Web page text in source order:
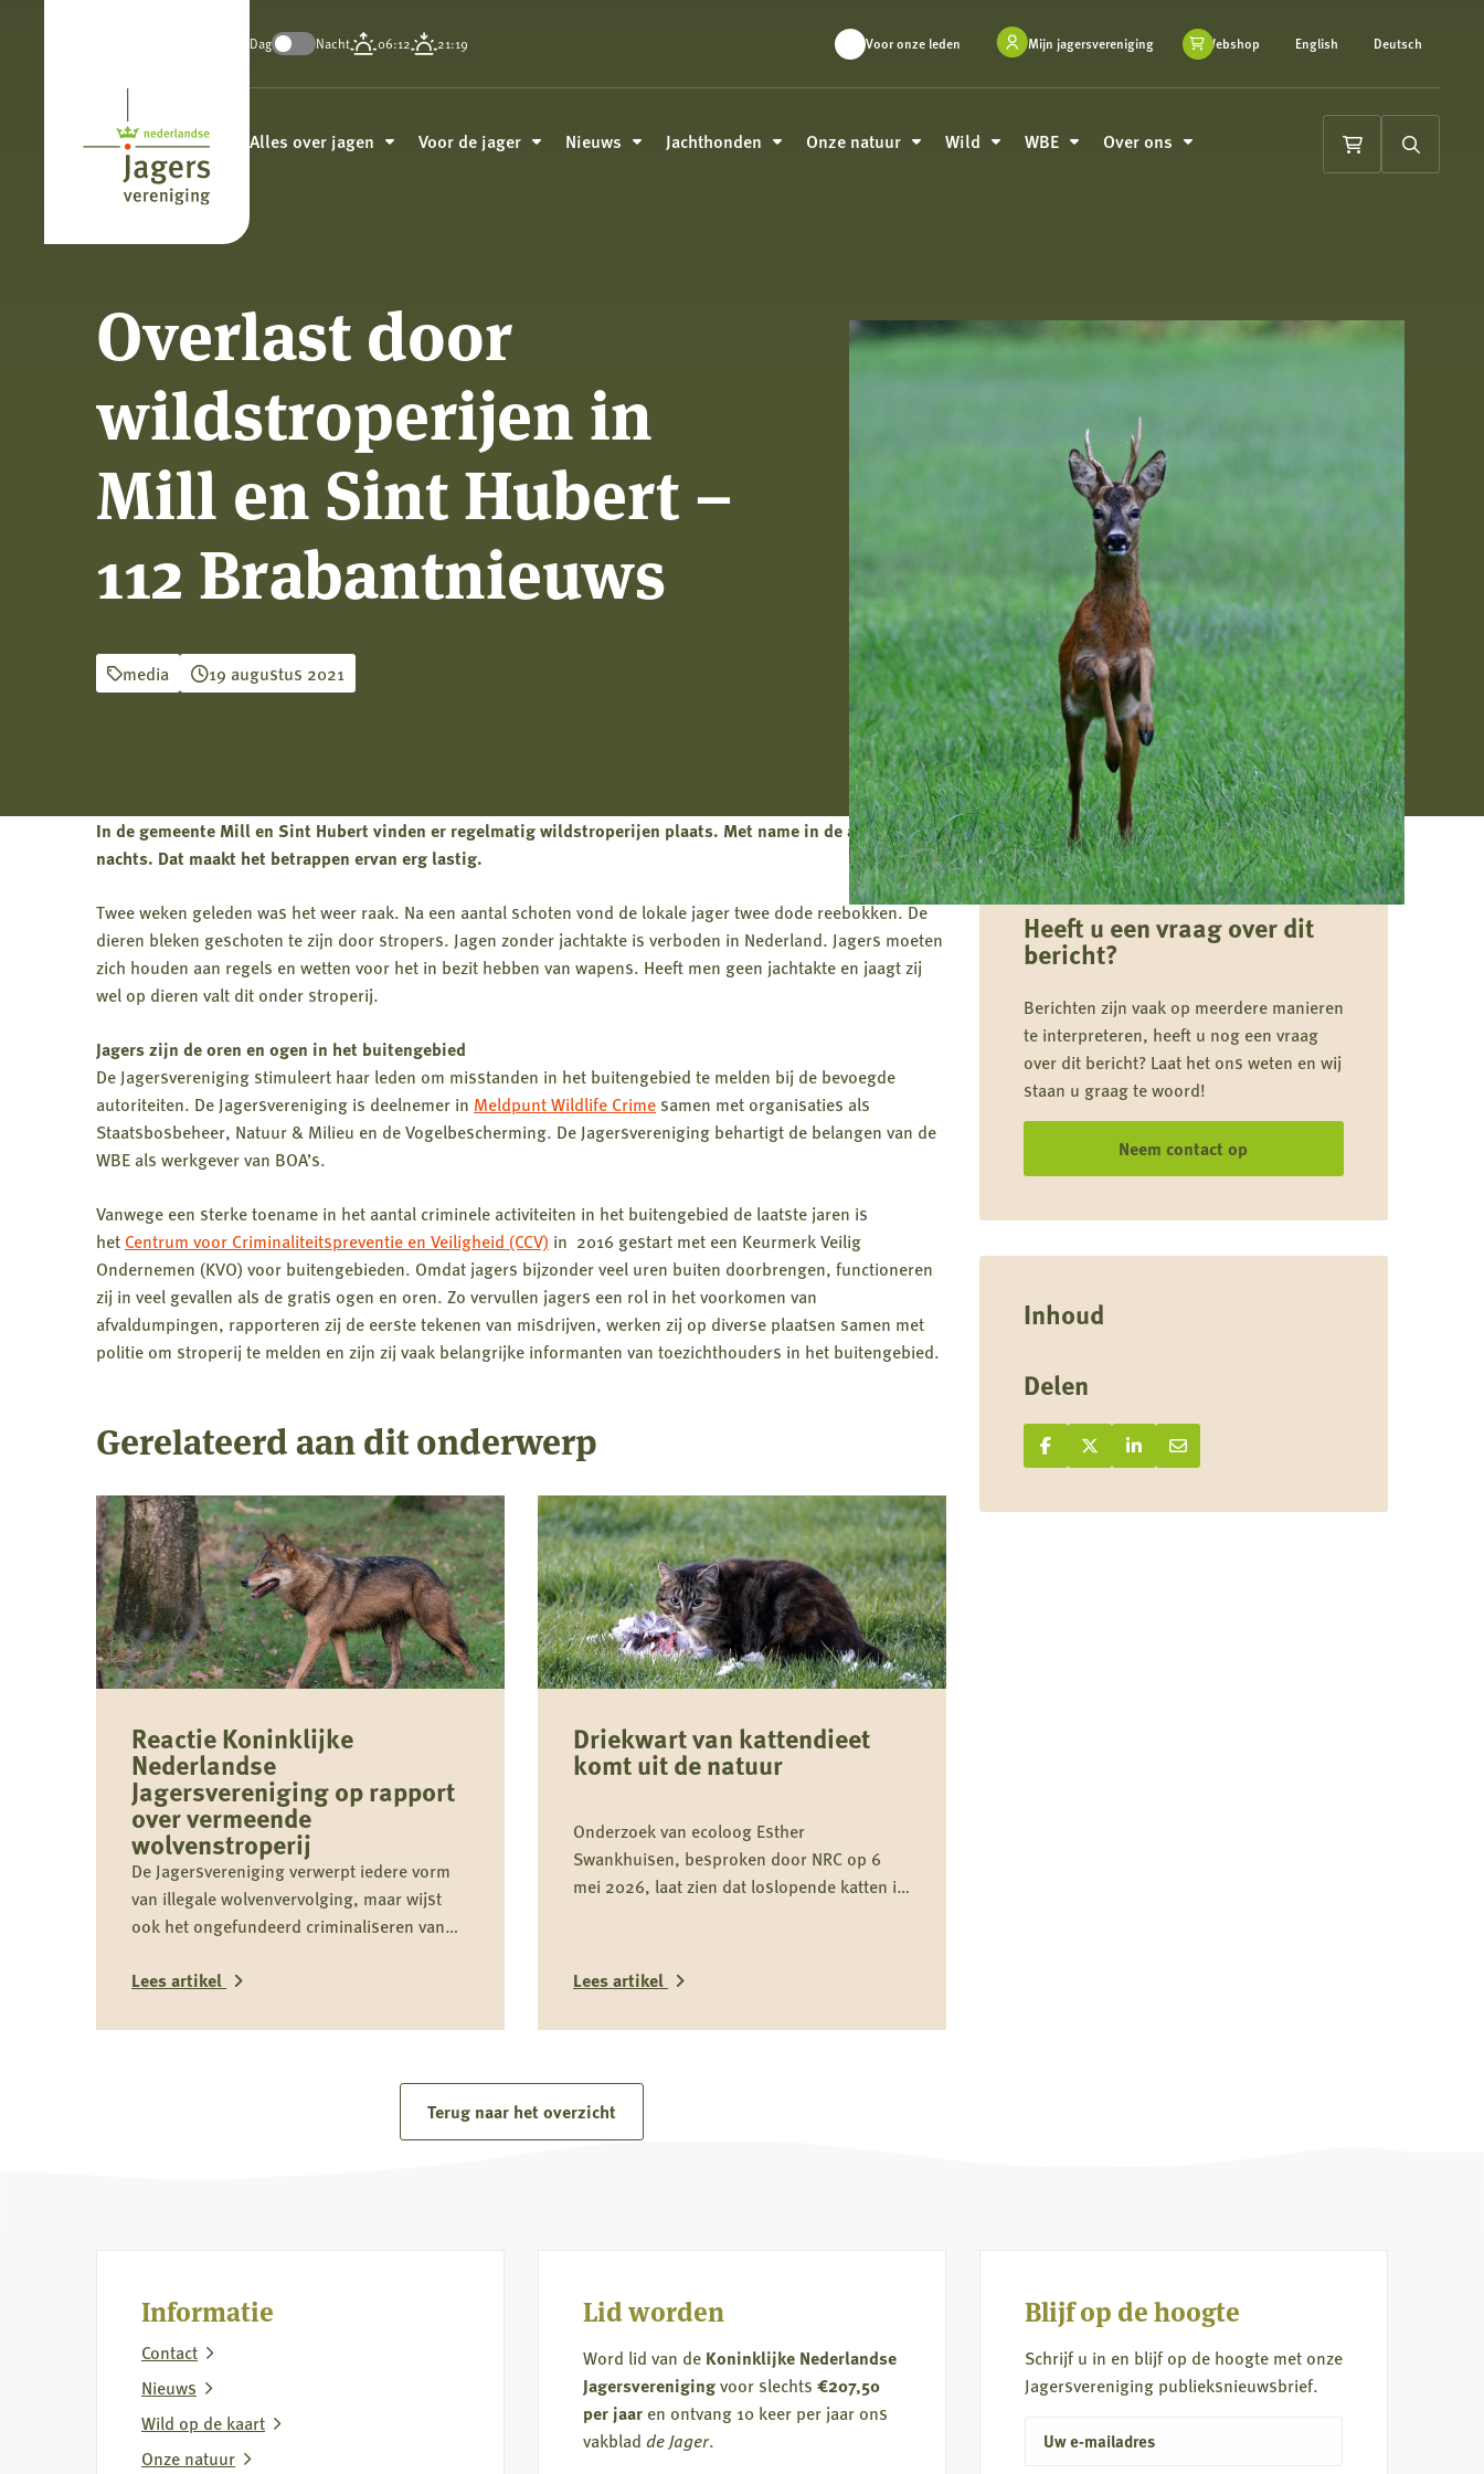
Nederlandse
Jagersvereniging
Dag Nacht 06:12 21:19 Voor onze leden Mijn jagersvereniging Webshop English Deutsch
Alles over jagen Voor de jager Nieuws Jachthonden Onze natuur Wild WBE Over ons
Winkelwagen
Zoeken
Overlast door
wildstroperijen in
Mill en Sint Hubert –
112 Brabantnieuws
media 19 augustus 2021
Heeft u een vraag over dit
bericht?
Berichten zijn vaak op meerdere manieren
te interpreteren, heeft u nog een vraag
over dit bericht? Laat het ons weten en wij
staan u graag te woord!
Neem contact op
Inhoud
Delen
Deel op Facebook
Deel
Deel op X
Deel
Deel op LinkedIn
Deel
Deel via e-mail
Deel
In de gemeente Mill en Sint Hubert vinden er regelmatig wildstroperijen plaats. Met name in de avond en ’s
nachts. Dat maakt het betrappen ervan erg lastig.
Twee weken geleden was het weer raak. Na een aantal schoten vond de lokale jager twee dode reebokken. De
dieren bleken geschoten te zijn door stropers. Jagen zonder jachtakte is verboden in Nederland. Jagers moeten
zich houden aan regels en wetten voor het in bezit hebben van wapens. Heeft men geen jachtakte en jaagt zij
wel op dieren valt dit onder stroperij.
Jagers zijn de oren en ogen in het buitengebied
De Jagersvereniging stimuleert haar leden om misstanden in het buitengebied te melden bij de bevoegde
autoriteiten. De Jagersvereniging is deelnemer in Meldpunt Wildlife Crime samen met organisaties als
Staatsbosbeheer, Natuur & Milieu en de Vogelbescherming. De Jagersvereniging behartigt de belangen van de
WBE als werkgever van BOA’s.
Vanwege een sterke toename in het aantal criminele activiteiten in het buitengebied de laatste jaren is
het Centrum voor Criminaliteitspreventie en Veiligheid (CCV) in 2016 gestart met een Keurmerk Veilig
Ondernemen (KVO) voor buitengebieden. Omdat jagers bijzonder veel uren buiten doorbrengen, functioneren
zij in veel gevallen als de gratis ogen en oren. Zo vervullen jagers een rol in het voorkomen van
afvaldumpingen, rapporteren zij de eerste tekenen van misdrijven, werken zij op diverse plaatsen samen met
politie om stroperij te melden en zijn zij vaak belangrijke informanten van toezichthouders in het buitengebied.
Gerelateerd aan dit onderwerp
Reactie Koninklijke
Nederlandse
Jagersvereniging op rapport
over vermeende
wolvenstroperij
De Jagersvereniging verwerpt iedere vorm
van illegale wolvenvervolging, maar wijst
ook het ongefundeerd criminaliseren van
Lees artikel
vermeende
wolvenstroperij
Driekwart van kattendieet
komt uit de natuur
Onderzoek van ecoloog Esther
Swankhuisen, besproken door NRC op 6
mei 2026, laat zien dat loslopende katten in
onderdeel zijn van het predatiedebat. Voor
kwetsbare soorten zoals de grutto vormen
katten niet alleen een risico door directe
nesten en kuikens.
Lees artikel
over
Driekwart
natuur
Terug naar het overzicht
Informatie
Contact
Nieuws
Wild op de kaart
Onze natuur
Lid worden
Word lid van de Koninklijke Nederlandse
Jagersverenigingvoor slechts €207,50
per jaaren ontvang 10 keer per jaar ons
vakblad de Jager.
Blijf op de hoogte
Schrijf u in en blijf op de hoogte met onze
Jagersvereniging publieksnieuwsbrief.
mailadres